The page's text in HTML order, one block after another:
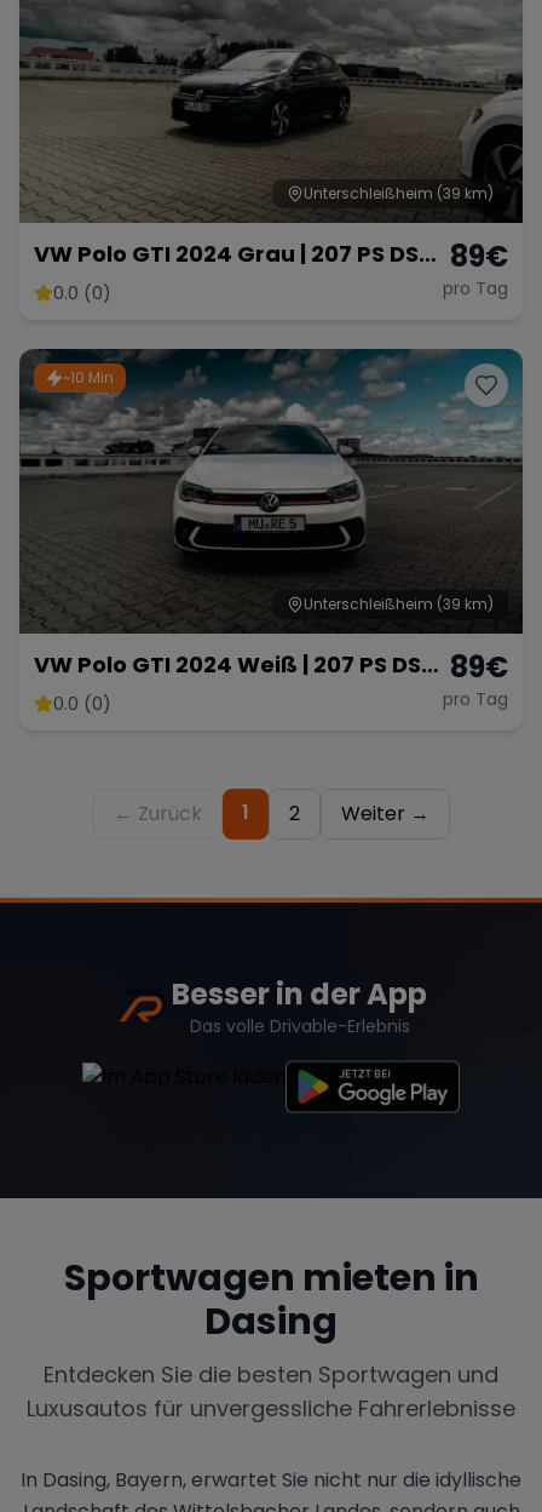
Unterschleißheim (39 km)
VW Polo GTI 2024 Grau | 207 PS DSG
Automatik | Ab 89 € pro Tag
0.0 (0)
89€
pro Tag
~10 Min
Unterschleißheim (39 km)
VW Polo GTI 2024 Weiß | 207 PS DSG
Automatik | Ab 89 € pro Tag
0.0 (0)
89€
pro Tag
← Zurück 1 2 Weiter →
Besser in der App
Das volle Drivable-Erlebnis
Sportwagen mieten in
Dasing
Entdecken Sie die besten Sportwagen und
Luxusautos für unvergessliche Fahrerlebnisse
In Dasing, Bayern, erwartet Sie nicht nur die idyllische